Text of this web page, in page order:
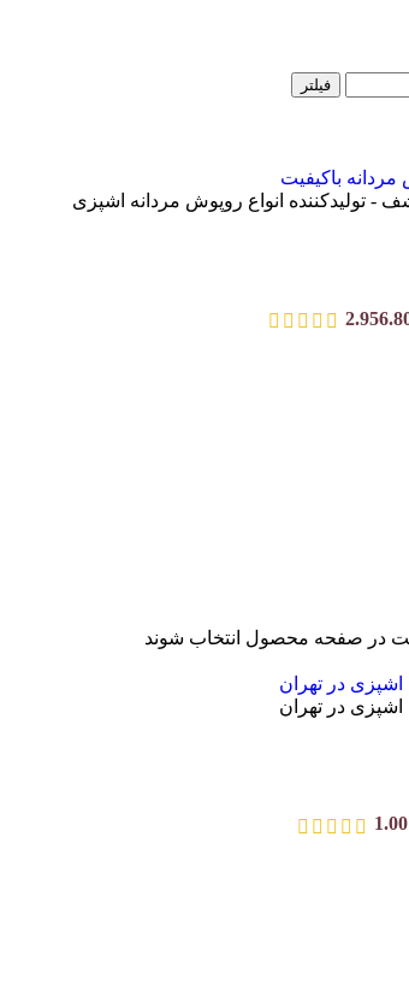
فیلتر
در صفحه محصول انتخاب شوند